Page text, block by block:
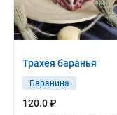
Трахея баранья
Баранина
120.0 ₽